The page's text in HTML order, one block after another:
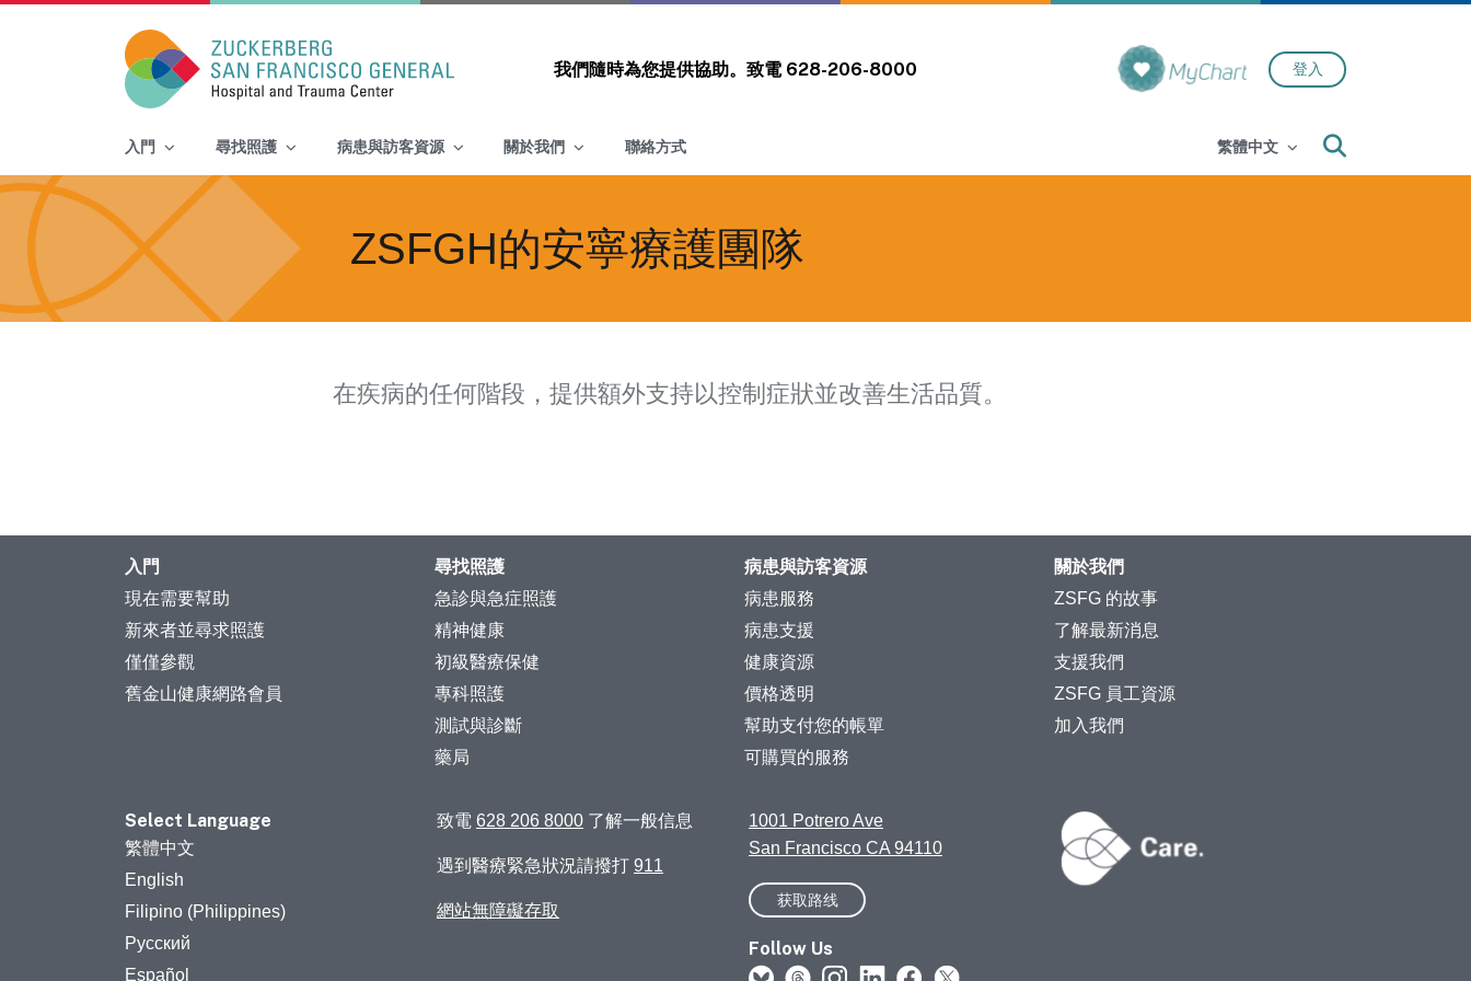
Skip to content
Main Navigation
我們隨時為您提供協助。致電 628-206-8000 登入
入門 尋找照護 病患與訪客資源 關於我們 聯絡方式 繁體中文
ZSFGH的安寧療護團隊
在疾病的任何階段，提供額外支持以控制症狀並改善生活品質。
入門
現在需要幫助
新來者並尋求照護
僅僅參觀
舊金山健康網路會員
尋找照護
急診與急症照護
精神健康
初級醫療保健
專科照護
測試與診斷
藥局
病患與訪客資源
病患服務
病患支援
健康資源
價格透明
幫助支付您的帳單
可購買的服務
關於我們
ZSFG 的故事
了解最新消息
支援我們
ZSFG 員工資源
加入我們
Select Language
繁體中文
English
Filipino (Philippines)
Русский
Español
致電 628 206 8000 了解一般信息
遇到醫療緊急狀況請撥打 911
網站無障礙存取
1001 Potrero Ave
San Francisco CA 94110
获取路线
Follow Us